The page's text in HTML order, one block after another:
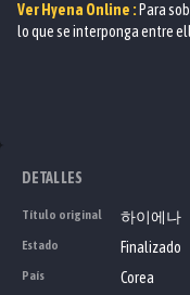
Ver Hyena Online : Para
lo que se interponga entre
DETALLES
Título original 하이에나
Estado Finalizado
País Corea